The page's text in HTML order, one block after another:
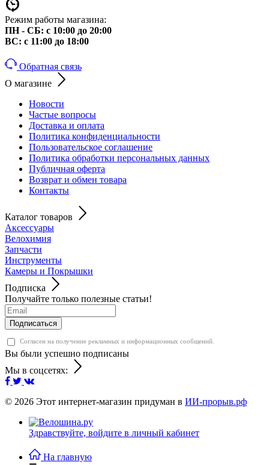
Режим работы магазина:
ПН - СБ: с 10:00 до 20:00
ВС: с 11:00 до 18:00
Обратная связь
О магазине
Новости
Частые вопросы
Доставка и оплата
Политика конфиденциальности
Пользовательское соглашение
Политика обработки персональных данных
Публичная оферта
Возврат и обмен товара
Контакты
Каталог товаров
Аксессуары
Велохимия
Запчасти
Инструменты
Камеры и Покрышки
Подписка
Получайте только полезные статьи!
Подписаться
Согласен на получение рекламных и информационных сообщений.
Вы были успешно подписаны
Мы в соцсетях:
© 2026 Этот интернет-магазин придуман в ИИ-прорыв.рф
Здравствуйте, войдите в личный кабинет
На главную